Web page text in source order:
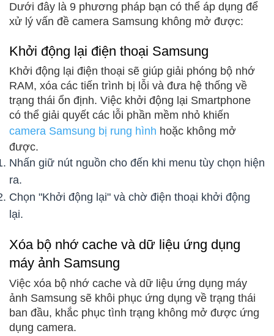
Dưới đây là 9 phương pháp bạn có thể áp dụng để
xử lý vấn đề camera Samsung không mở được:
Khởi động lại điện thoại Samsung
Khởi động lại điện thoại sẽ giúp giải phóng bộ nhớ
RAM, xóa các tiến trình bị lỗi và đưa hệ thống về
trạng thái ổn định. Việc khởi động lại Smartphone
có thể giải quyết các lỗi phần mềm nhỏ khiến
camera Samsung bị rung hình hoặc không mở
được.
Nhấn giữ nút nguồn cho đến khi menu tùy chọn hiện
ra.
Chọn "Khởi động lại" và chờ điện thoại khởi động
lại.
Xóa bộ nhớ cache và dữ liệu ứng dụng
máy ảnh Samsung
Việc xóa bộ nhớ cache và dữ liệu ứng dụng máy
ảnh Samsung sẽ khôi phục ứng dụng về trạng thái
ban đầu, khắc phục tình trạng không mở được ứng
dụng camera.